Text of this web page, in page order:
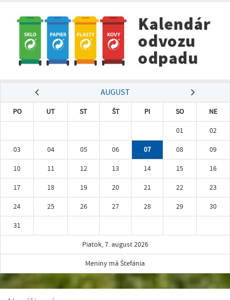
AUGUST
PO UT ST ŠT PI SO
NE
01
02
03
04 05 06 07 08
09
10
11 12 13 14 15
16
17
18 19 20 21 22
23
24
25 26 27 28 29
30
31
Piatok, 7. august 2026
Meniny má Štefánia